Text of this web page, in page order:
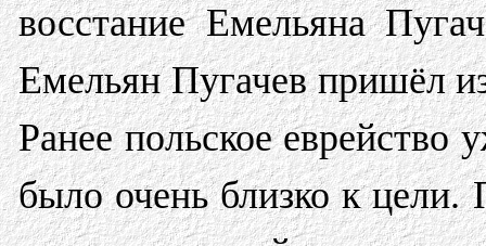
восстание Емельяна
Емельян Пугачев пришёл
Ранее польское еврейство
было очень близко к